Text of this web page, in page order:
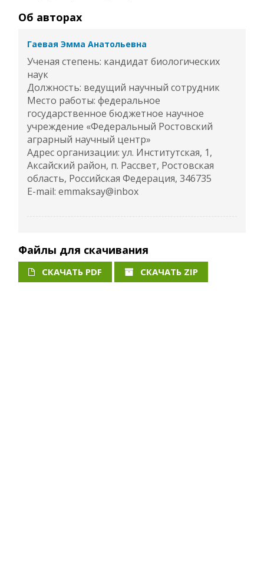
Об авторах
Гаевая Эмма Анатольевна
Ученая степень: кандидат биологических
наук
Должность: ведущий научный сотрудник
Место работы: федеральное
государственное бюджетное научное
учреждение «Федеральный Ростовский
аграрный научный центр»
Адрес организации: ул. Институтская, 1,
Аксайский район, п. Рассвет, Ростовская
область, Российская Федерация, 346735
E-mail: emmaksay@inbox
Файлы для скачивания
СКАЧАТЬ PDF СКАЧАТЬ ZIP